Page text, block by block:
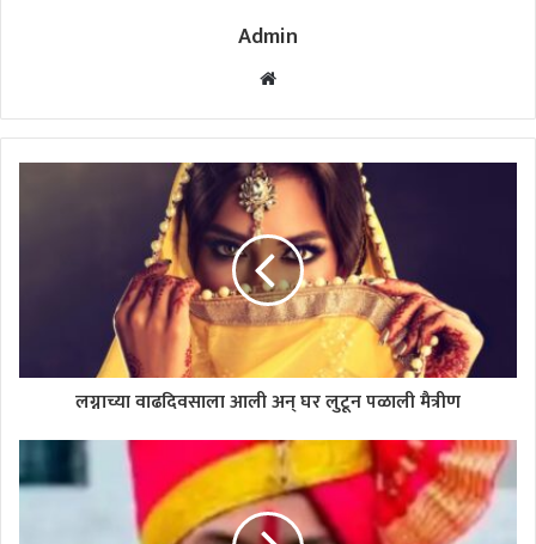
Admin
Website
लग्नाच्या वाढदिवसाला आली अन् घर लुटून पळाली मैत्रीण